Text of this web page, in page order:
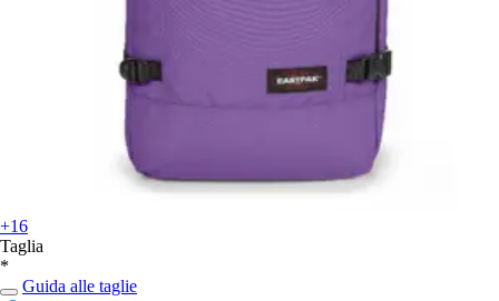
+16
Taglia
*
Guida alle taglie